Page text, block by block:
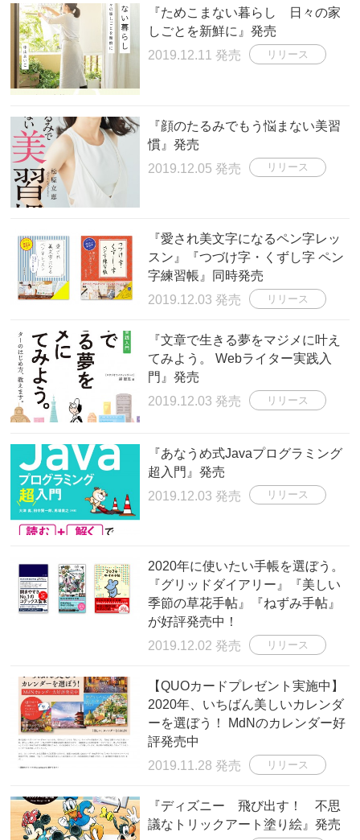
『ためこまない暮らし 日々の家
しごとを新鮮に』発売
2019.12.11 発売
リリース
『顔のたるみでもう悩まない美習
慣』発売
2019.12.05 発売
リリース
『愛され美文字になるペン字レッ
スン』『つづけ字・くずし字 ペン
字練習帳』同時発売
2019.12.03 発売
リリース
『文章で生きる夢をマジメに叶え
てみよう。 Webライター実践入
門』発売
2019.12.03 発売
リリース
『あなうめ式Javaプログラミング
超入門』発売
2019.12.03 発売
リリース
2020年に使いたい手帳を選ぼう。
『グリッドダイアリー』『美しい
季節の草花手帖』『ねずみ手帖』
が好評発売中！
2019.12.02 発売
リリース
【QUOカードプレゼント実施中】
2020年、いちばん美しいカレンダ
ーを選ぼう！ MdNのカレンダー好
評発売中
2019.11.28 発売
リリース
『ディズニー 飛び出す！ 不思
議なトリックアート塗り絵』発売